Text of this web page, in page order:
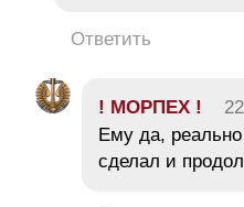
Ответить
! МОРПЕХ !
Ему да,
сделал и